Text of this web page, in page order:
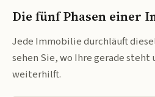
Die fünf Phasen einer
Jede Immobilie durchläuft
sehen Sie, wo Ihre gerade steht
weiterhilft.